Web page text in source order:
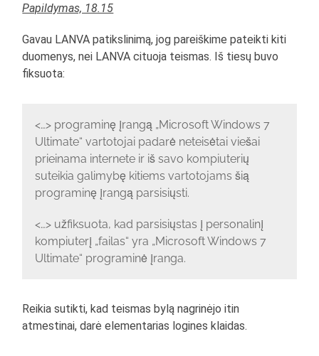
Papildymas, 18.15
Gavau LANVA patikslinimą, jog pareiškime pateikti kiti
duomenys, nei LANVA cituoja teismas. Iš tiesų buvo
fiksuota:
<…> programinę įrangą „Microsoft Windows 7
Ultimate“ vartotojai padarė neteisėtai viešai
prieinama internete ir iš savo kompiuterių
suteikia galimybę kitiems vartotojams šią
programinę įrangą parsisiųsti.
<…> užfiksuota, kad parsisiųstas į personalinį
kompiuterį „failas“ yra „Microsoft Windows 7
Ultimate“ programinė įranga.
Reikia sutikti, kad teismas bylą nagrinėjo itin
atmestinai, darė elementarias logines klaidas.